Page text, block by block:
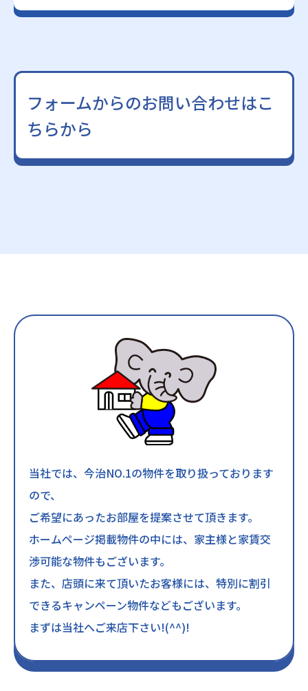
フォームからのお問い合わせはこ
ちらから
当社では、今治NO.1の物件を取り扱っております
ので、
ご希望にあったお部屋を提案させて頂きます。
ホームページ掲載物件の中には、家主様と家賃交
渉可能な物件もございます。
また、店頭に来て頂いたお客様には、特別に割引
できるキャンペーン物件などもございます。
まずは当社へご来店下さい!(^^)!